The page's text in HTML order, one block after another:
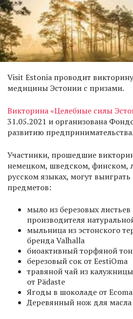
Visit Estonia проводит
медицины Эстонии с призами.
Викторина «Целебные силы
31.05.2021 и организована
развитию предпринимательства.
Участники, прошедшие
немецком, шведском, финском,
русском языках, могут выиграть
предметов:
мыло из березовых листьев
производителя
мыльница из эстонского
бренда Valhalla
биоактивный торфяной
березовый сок от EestiOma
травяной чай из
от Pädaste
Ягоды в шоколаде от
Деревянный нож для масла